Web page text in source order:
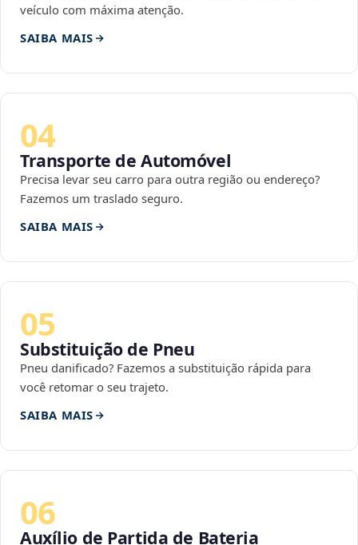
veículo com máxima atenção.
SAIBA MAIS
04
Transporte de Automóvel
Precisa levar seu carro para outra região ou endereço?
Fazemos um traslado seguro.
SAIBA MAIS
05
Substituição de Pneu
Pneu danificado? Fazemos a substituição rápida para
você retomar o seu trajeto.
SAIBA MAIS
06
Auxílio de Partida de Bateria